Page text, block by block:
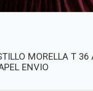
MORELLA T 36
ENVIO